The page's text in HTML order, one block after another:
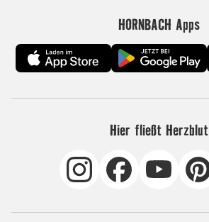
HORNBACH Apps
Hier fließt Herzblut